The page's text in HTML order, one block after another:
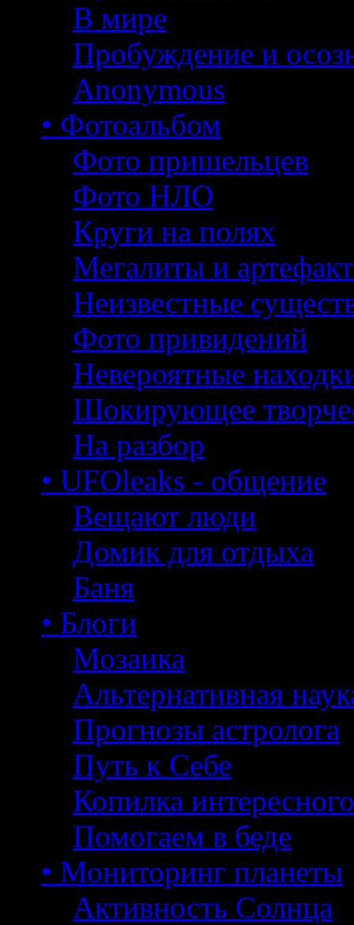
В мире
Пробуждение и
Anonymous
• Фотоальбом
Фото пришельцев
Фото НЛО
Круги на полях
Мегалиты и
Неизвестные
Фото привидений
Невероятные
Шокирующее
На разбор
• UFOleaks - общение
Вещают люди
Домик для отдыха
Баня
• Блоги
Мозаика
Альтернативная
Прогнозы астролога
Путь к Себе
Копилка интересного
Помогаем в беде
• Мониторинг планеты
Активность Солнца